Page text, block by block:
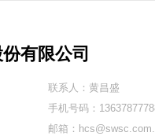
有限公司
联系人：黄昌盛
手机号码：
邮箱：